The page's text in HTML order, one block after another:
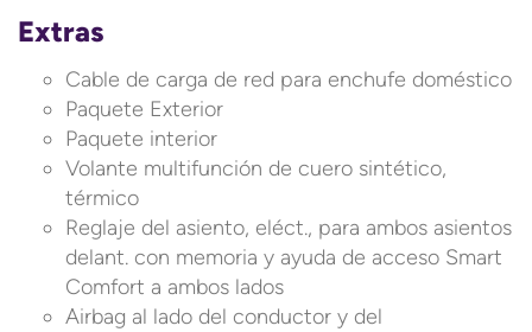
Extras
Cable de carga de red para enchufe doméstico
Paquete Exterior
Paquete interior
Volante multifunción de cuero sintético,
térmico
Reglaje del asiento, eléct., para ambos asientos
delant. con memoria y ayuda de acceso Smart
Comfort a ambos lados
Airbag al lado del conductor y del